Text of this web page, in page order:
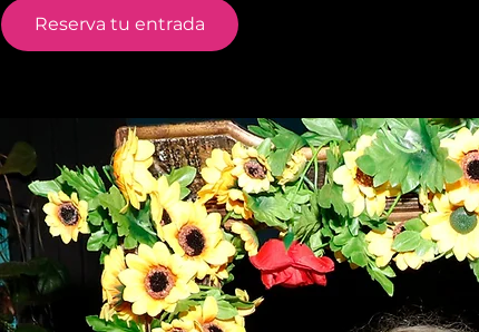
Reserva tu entrada